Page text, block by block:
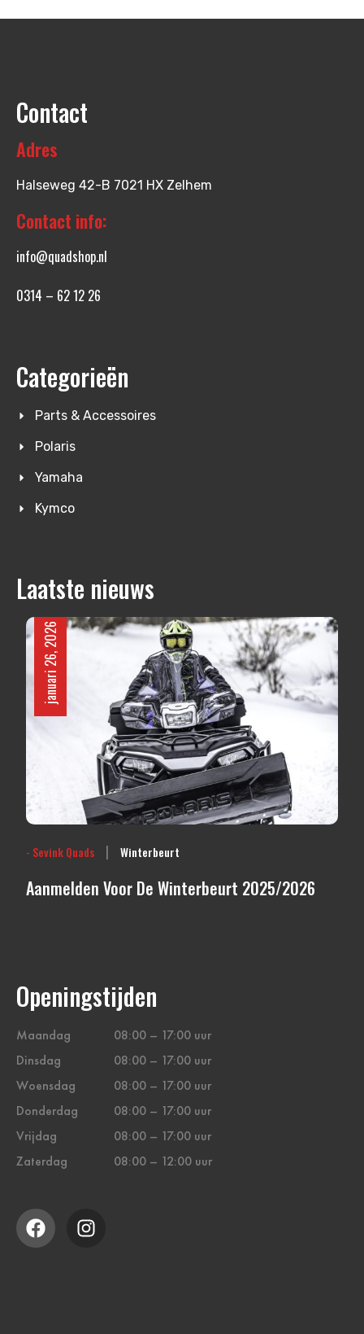
Contact
Adres
Halseweg 42-B 7021 HX Zelhem
Contact info:
info@quadshop.nl
0314 – 62 12 26
Categorieën
Parts & Accessoires
Polaris
Yamaha
Kymco
Laatste nieuws
januari 26, 2026
- Sevink Quads | Winterbeurt
Aanmelden Voor De Winterbeurt 2025/2026
Openingstijden
Maandag
08:00 – 17:00 uur
Dinsdag
08:00 – 17:00 uur
Woensdag
08:00 – 17:00 uur
Donderdag
08:00 – 17:00 uur
Vrijdag
08:00 – 17:00 uur
Zaterdag
08:00 – 12:00 uur